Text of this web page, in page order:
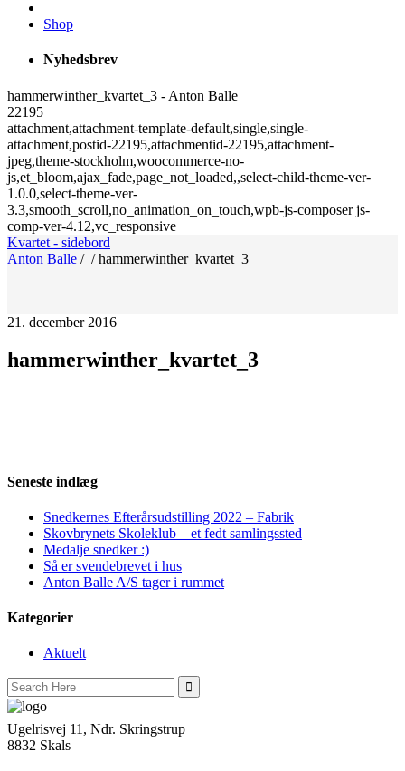
Shop
Nyhedsbrev
hammerwinther_kvartet_3 - Anton Balle
22195
attachment,attachment-template-default,single,single-
attachment,postid-22195,attachmentid-22195,attachment-
jpeg,theme-stockholm,woocommerce-no-
js,et_bloom,ajax_fade,page_not_loaded,,select-child-theme-ver-
1.0.0,select-theme-ver-
3.3,smooth_scroll,no_animation_on_touch,wpb-js-composer js-
comp-ver-4.12,vc_responsive
Kvartet - sidebord
Anton Balle / /hammerwinther_kvartet_3
21. december 2016
hammerwinther_kvartet_3
Seneste indlæg
Snedkernes Efterårsudstilling 2022 – Fabrik
Skovbrynets Skoleklub – et fedt samlingssted
Medalje snedker :)
Så er svendebrevet i hus
Anton Balle A/S tager i rummet
Kategorier
Aktuelt
Search
for:
Ugelrisvej 11, Ndr. Skringstrup
8832 Skals